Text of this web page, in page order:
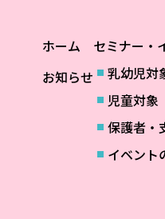
ホーム
お知らせ
セミナー・
乳幼児対
児童対象
保護者・
イベント